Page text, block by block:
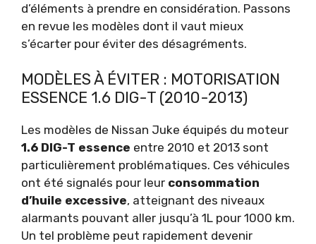
d’éléments à prendre en considération. Passons
en revue les modèles dont il vaut mieux
s’écarter pour éviter des désagréments.
MODÈLES À ÉVITER : MOTORISATION
ESSENCE 1.6 DIG-T (2010-2013)
Les modèles de Nissan Juke équipés du moteur
1.6 DIG-T essence entre 2010 et 2013 sont
particulièrement problématiques. Ces véhicules
ont été signalés pour leur consommation
d’huile excessive, atteignant des niveaux
alarmants pouvant aller jusqu’à 1L pour 1000 km.
Un tel problème peut rapidement devenir